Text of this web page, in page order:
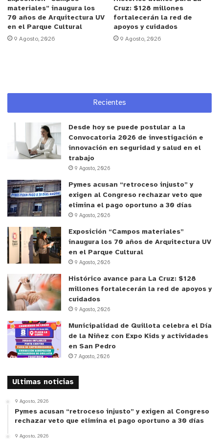
responde de manera lineal al brillo. Entonces,
aunque la Luna esté efectivamente hasta un 30%
más luminosa, no siempre es fácil notarlo si no la
comparamos con otro momento del año”.
superlunas se producen entre tres y cinco veces al
año. Este año llevamos tres, igual que lo que
ocurrirá en 2026. Es un fenómeno bastante
Dónde y cómo observarla
Para disfrutar de la Superluna en su máximo
esplendor, los especialistas recomiendan evitar la
contaminación lumínica. Sectores costeros, zonas
grandes focos de luz se perfilan como los mejores
puntos para la observación.
Este fenómeno será además la segunda Luna más
grande de 2025, solo superada por la
extraordinaria superluna de inicios de noviembre. Y
la última del ciclo astronómico: se espera que un
evento similar vuelva a repetirse en enero de
2026.
Cabe señalar que la luna llena de diciembre
heredado de culturas indígenas de América del
Norte, que asignaban denominaciones a cada luna
según las características ambientales de la época.
materiales” inaugura los
70 años de Arquitectura UV
en el Parque Cultural
9 Agosto, 2026
Cruz: $128 millones
fortalecerán la red de
apoyos y cuidados
9 Agosto, 2026
Recientes
Desde hoy se puede postular a la
Convocatoria 2026 de investigación e
innovación en seguridad y salud en el
trabajo
9 Agosto, 2026
Pymes acusan “retroceso injusto” y
exigen al Congreso rechazar veto que
elimina el pago oportuno a 30 días
9 Agosto, 2026
Exposición “Campos materiales”
inaugura los 70 años de Arquitectura UV
en el Parque Cultural
9 Agosto, 2026
Histórico avance para La Cruz: $128
millones fortalecerán la red de apoyos y
cuidados
9 Agosto, 2026
Municipalidad de Quillota celebra el Día
de la Niñez con Expo Kids y actividades
en San Pedro
7 Agosto, 2026
Ultimas noticias
9 Agosto, 2026
Pymes acusan “retroceso injusto” y exigen al Congreso
rechazar veto que elimina el pago oportuno a 30 días
9 Agosto, 2026